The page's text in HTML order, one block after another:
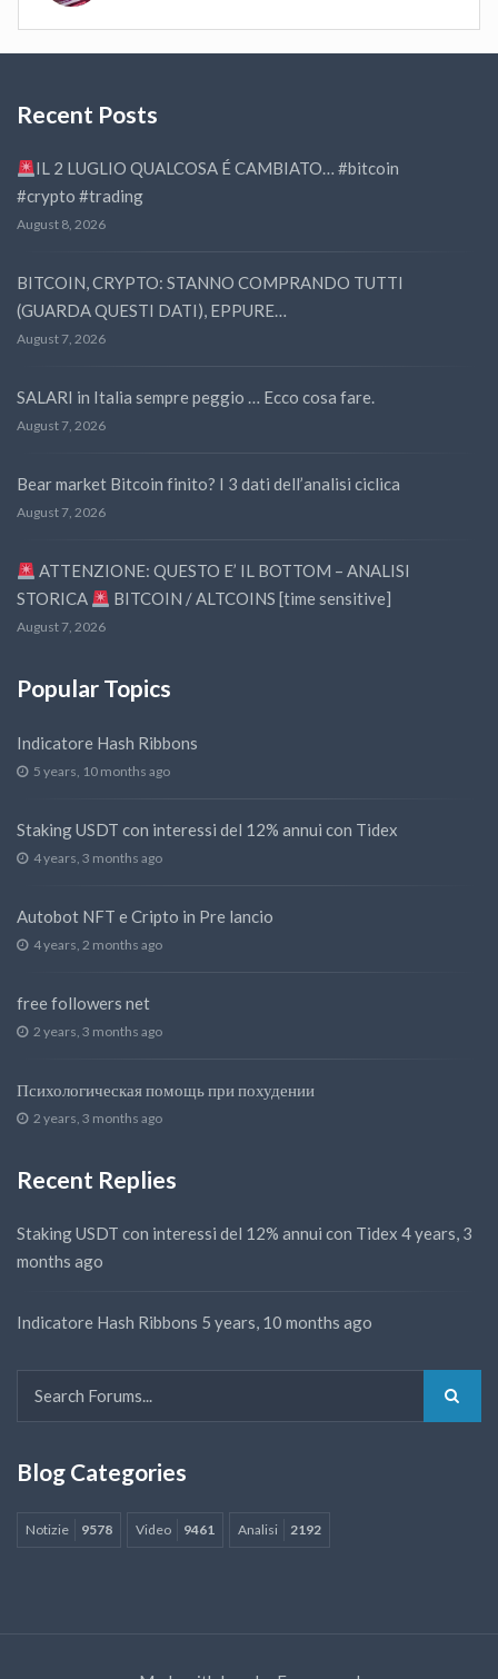
Recent Posts
IL 2 LUGLIO QUALCOSA É CAMBIATO… #bitcoin
#crypto #trading
August 8, 2026
BITCOIN, CRYPTO: STANNO COMPRANDO TUTTI
(GUARDA QUESTI DATI), EPPURE…
August 7, 2026
SALARI in Italia sempre peggio … Ecco cosa fare.
August 7, 2026
Bear market Bitcoin finito? I 3 dati dell’analisi ciclica
August 7, 2026
ATTENZIONE: QUESTO E’ IL BOTTOM – ANALISI
STORICA
BITCOIN / ALTCOINS [time sensitive]
August 7, 2026
Popular Topics
Indicatore Hash Ribbons
5 years, 10 months ago
Staking USDT con interessi del 12% annui con Tidex
4 years, 3 months ago
Autobot NFT e Cripto in Pre lancio
4 years, 2 months ago
free followers net
2 years, 3 months ago
Психологическая помощь при похудении
2 years, 3 months ago
Recent Replies
Staking USDT con interessi del 12% annui con Tidex 4 years, 3
months ago
Indicatore Hash Ribbons 5 years, 10 months ago
Blog Categories
Notizie 9578 Video 9461 Analisi 2192